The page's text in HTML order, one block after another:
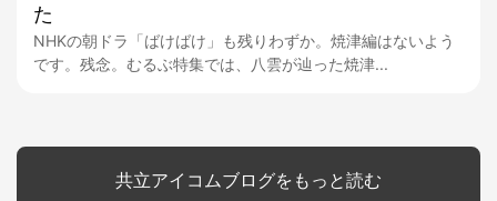
た
NHKの朝ドラ「ばけばけ」も残りわずか。焼津編はないよう
です。残念。むるぶ特集では、八雲が辿った焼津...
共立アイコムブログをもっと読む